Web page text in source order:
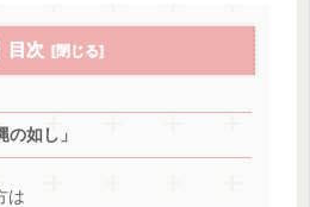
目次
の如し」
は